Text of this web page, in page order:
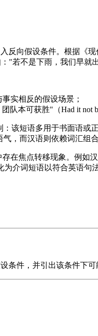
向假设条件。根据《
不是下雨，我们早就出
实相反的假设场景；
可获胜"（Had it not
该短语多用于书面语
，而汉语则依赖词汇组
在焦点转移现象。例如
为介词短语以符合英语句
条件，并引出该条件下可